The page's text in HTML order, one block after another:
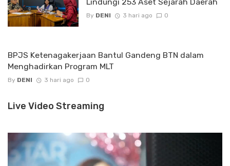
By DENI 3 hari ago 0
BPJS Ketenagakerjaan Bantul Gandeng BTN dalam
Menghadirkan Program MLT
By DENI 3 hari ago 0
Live Video Streaming